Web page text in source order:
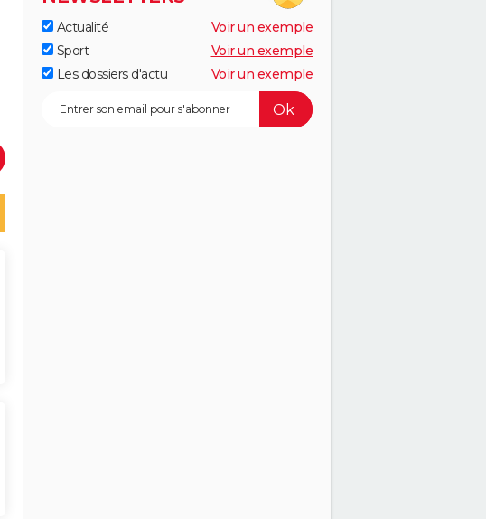
Actualité
Voir un exemple
Sport
Voir un exemple
Les dossiers d'actu
Voir un exemple